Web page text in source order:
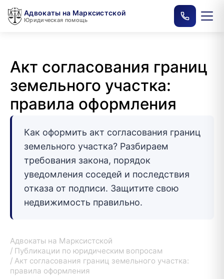
Адвокаты на Марксистской
Юридическая помощь
Акт согласования границ
земельного участка:
правила оформления
Как оформить акт согласования границ
земельного участка? Разбираем
требования закона, порядок
уведомления соседей и последствия
отказа от подписи. Защитите свою
недвижимость правильно.
Адвокаты на Марксистской
Публикации по юридическим вопросам
Акт согласования границ земельного участка:
правила оформления